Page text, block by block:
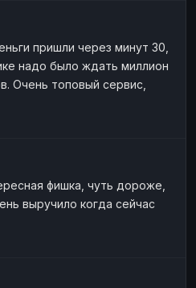
пришли через минут 30,
надо было ждать миллион
Очень топовый сервис,
фишка, чуть дороже,
выручило когда сейчас